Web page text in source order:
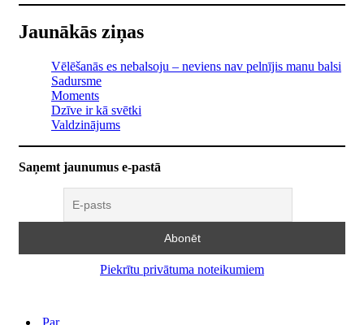
Jaunākās ziņas
Vēlēšanās es nebalsoju – neviens nav pelnījis manu balsi
Sadursme
Moments
Dzīve ir kā svētki
Valdzinājums
Saņemt jaunumus e-pastā
Piekrītu privātuma noteikumiem